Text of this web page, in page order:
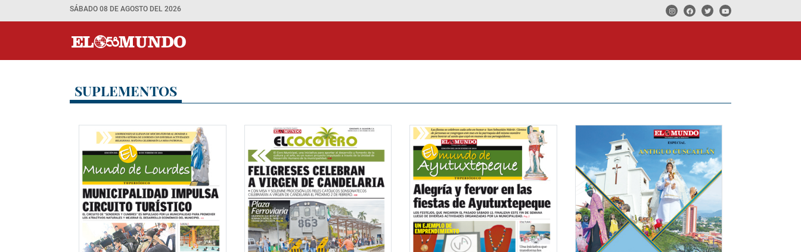
SÁBADO 08 DE AGOSTO DEL 2026
SUPLEMENTOS